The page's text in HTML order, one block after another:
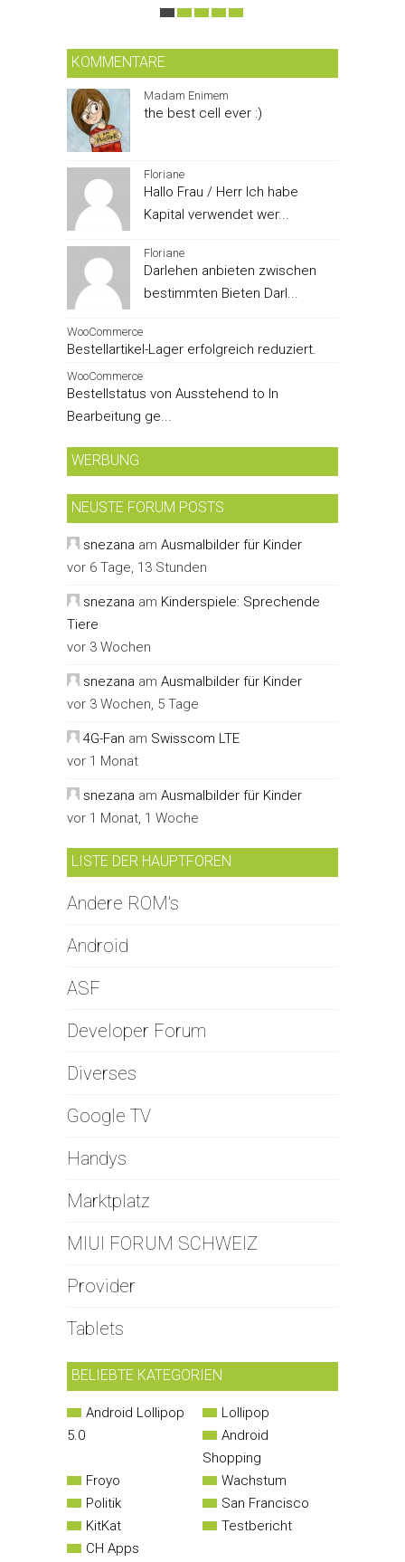
KOMMENTARE
Madam Enimem
the best cell ever :)
Floriane
Hallo Frau / Herr Ich habe
Kapital verwendet wer...
Floriane
Darlehen anbieten zwischen
bestimmten Bieten Darl...
WooCommerce
Bestellartikel-Lager erfolgreich reduziert.
WooCommerce
Bestellstatus von Ausstehend to In
Bearbeitung ge...
WERBUNG
NEUSTE FORUM POSTS
snezana am Ausmalbilder für Kinder
vor 6 Tage, 13 Stunden
snezana am Kinderspiele: Sprechende
Tiere
vor 3 Wochen
snezana am Ausmalbilder für Kinder
vor 3 Wochen, 5 Tage
4G-Fan am Swisscom LTE
vor 1 Monat
snezana am Ausmalbilder für Kinder
vor 1 Monat, 1 Woche
LISTE DER HAUPTFOREN
Andere ROM's
Android
ASF
Developer Forum
Diverses
Google TV
Handys
Marktplatz
MIUI FORUM SCHWEIZ
Provider
Tablets
BELIEBTE KATEGORIEN
Android Lollipop
5.0
Lollipop
Android
Shopping
Froyo
Wachstum
Politik
San Francisco
KitKat
Testbericht
CH Apps